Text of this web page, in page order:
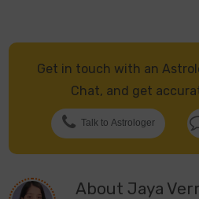
Get in touch with an
Chat, and get
Talk to Astrologer
About Jaya